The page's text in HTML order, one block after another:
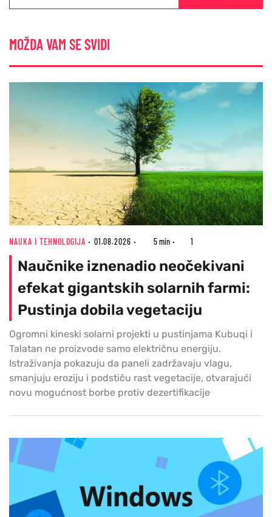
MOŽDA VAM SE SVIDI
NAUKA I TEHNOLOGIJA 01.08.2026 5 min 1
Naučnike iznenadio neočekivani
efekat gigantskih solarnih farmi:
Pustinja dobila vegetaciju
Ogromni kineski solarni projekti u pustinjama Kubuqi i
Talatan ne proizvode samo električnu energiju.
Istraživanja pokazuju da paneli zadržavaju vlagu,
smanjuju eroziju i podstiču rast vegetacije, otvarajući
novu mogućnost borbe protiv dezertifikacije